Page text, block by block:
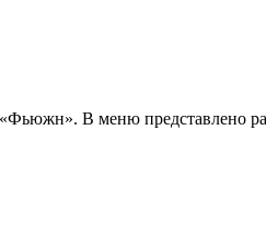
В меню представлено